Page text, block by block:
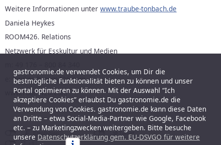
Weitere Informationen unter www.traube-tonbach.de
Daniela Heykes
ROOM426. Relations
Netzwerk für Esskultur und Medien
e: heykes@room426.com
www.room426.com
gastronomie.de verwendet Cookies, um Dir die
bestmögliche Funktionalität bieten zu können und unser
Portal optimieren zu können. Mit der Auswahl “Ich
akzeptiere Cookies” erlaubst Du gastronomie.de die
Verwendung von Cookies. gastronomie.de kann diese Daten
an Dritte – etwa Social-Media-Partner wie Google, Facebook
etc. – zu Marketingzwecken weitergeben. Bitte besuche
unsere Datenschutzerklärung gem. EU-DSVGO für weitere